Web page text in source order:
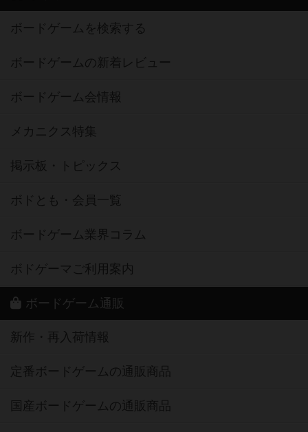
ボードゲームを検索する
ボードゲームの新着レビュー
ボードゲーム会情報
メカニクス特集
掲示板・トピックス
ボドとも・会員一覧
ボードゲーム業界コラム
ボドゲーマご利用案内
ボードゲーム通販
新作・再入荷情報
定番ボードゲームの通販商品
国産ボードゲームの通販商品